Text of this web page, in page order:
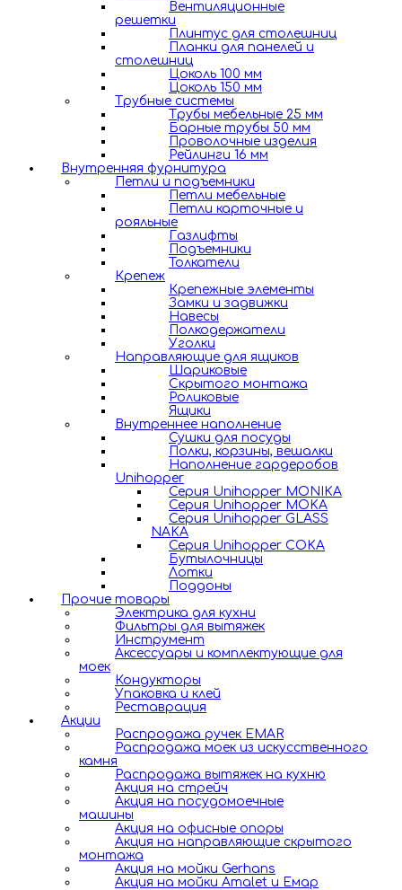
Вентиляционные
решетки
Плинтус для столешниц
Планки для панелей и
столешниц
Цоколь 100 мм
Цоколь 150 мм
Трубные системы
Трубы мебельные 25 мм
Барные трубы 50 мм
Проволочные изделия
Рейлинги 16 мм
Внутренняя фурнитура
Петли и подъемники
Петли мебельные
Петли карточные и
рояльные
Газлифты
Подъемники
Толкатели
Крепеж
Крепежные элементы
Замки и задвижки
Навесы
Полкодержатели
Уголки
Направляющие для ящиков
Шариковые
Скрытого монтажа
Роликовые
Ящики
Внутреннее наполнение
Сушки для посуды
Полки, корзины, вешалки
Наполнение гардеробов
Unihopper
Серия Unihopper MONIKA
Серия Unihopper MOKA
Серия Unihopper GLASS
NAKA
Серия Unihopper COKA
Бутылочницы
Лотки
Поддоны
Прочие товары
Электрика для кухни
Фильтры для вытяжек
Инструмент
Аксессуары и комплектующие для
моек
Кондукторы
Упаковка и клей
Реставрация
Акции
Распродажа ручек EMAR
Распродажа моек из искусственного
камня
Распродажа вытяжек на кухню
Акция на стрейч
Акция на посудомоечные
машины
Акция на офисные опоры
Акция на направляющие скрытого
монтажа
Акция на мойки Gerhans
Акция на мойки Amalet и Емар